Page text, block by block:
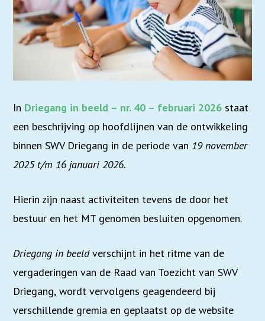
In Driegang in beeld – nr. 40 – februari 2026 staat
een beschrijving op hoofdlijnen van de ontwikkeling
binnen SWV Driegang in de periode van 19 november
2025 t/m 16 januari 2026.
Hierin zijn naast activiteiten tevens de door het
bestuur en het MT genomen besluiten opgenomen.
Driegang in beeldverschijnt in het ritme van de
vergaderingen van de Raad van Toezicht van SWV
Driegang, wordt vervolgens geagendeerd bij
verschillende gremia en geplaatst op de website